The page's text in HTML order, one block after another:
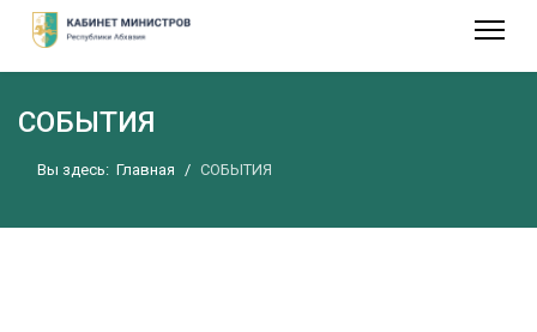
СОБЫТИЯ
Вы здесь: Главная СОБЫТИЯ